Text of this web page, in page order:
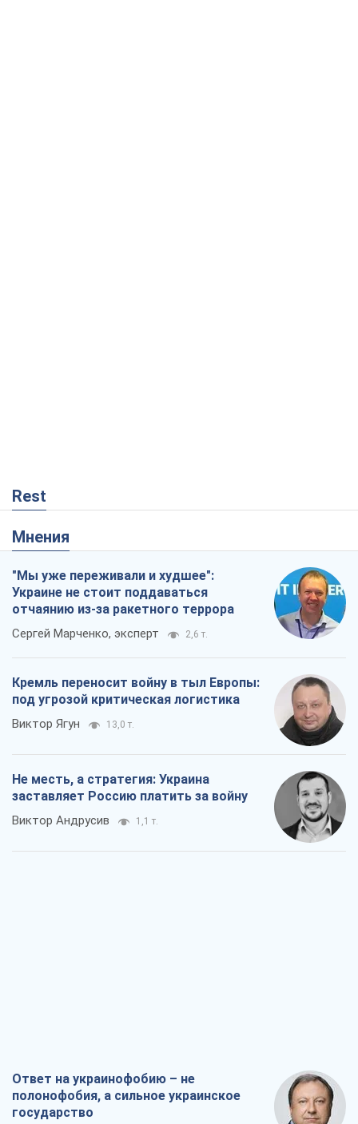
Rest
Мнения
"Мы уже переживали и худшее":
Украине не стоит поддаваться
отчаянию из-за ракетного террора
Сергей Марченко, эксперт 2,6 т.
Кремль переносит войну в тыл Европы:
под угрозой критическая логистика
Виктор Ягун 13,0 т.
Не месть, а стратегия: Украина
заставляет Россию платить за войну
Виктор Андрусив 1,1 т.
Ответ на украинофобию – не
полонофобия, а сильное украинское
государство